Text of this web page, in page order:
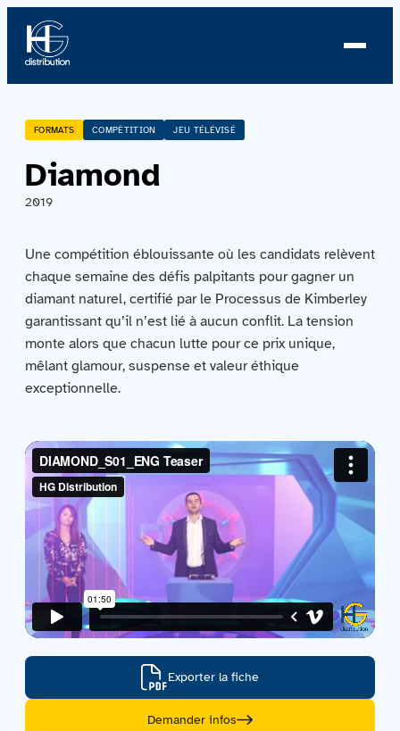
À propos
Profil
Équipe
Équipe
Catalogue
Acquisitions
FORMATS COMPÉTITION JEU TÉLÉVISÉ
Diamond
2019
Une compétition éblouissante où les candidats relèvent
chaque semaine des défis palpitants pour gagner un
diamant naturel, certifié par le Processus de Kimberley
garantissant qu’il n’est lié à aucun conflit. La tension
monte alors que chacun lutte pour ce prix unique,
mêlant glamour, suspense et valeur éthique
exceptionnelle.
Exporter la fiche
Demander infos